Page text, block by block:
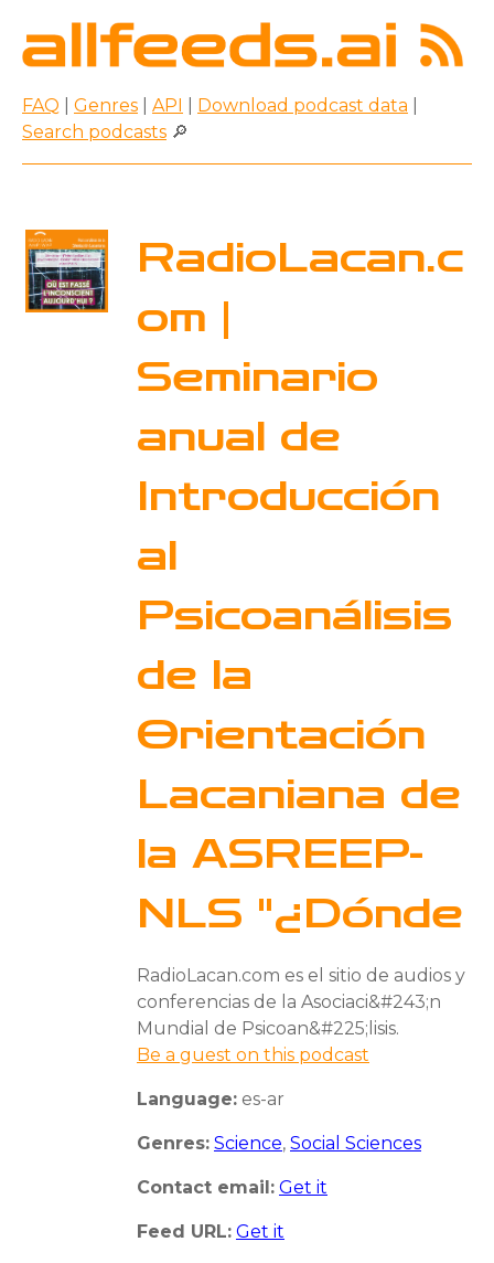
FAQ Genres API Download podcast data
Search podcasts 🔎
RadioLacan.c
om |
Seminario
anual de
Introducción
al
Psicoanálisis
de la
Orientación
Lacaniana de
la ASREEP-
NLS "¿Dónde
RadioLacan.com es el sitio de audios y
conferencias de la Asociaci&#243;n
Mundial de Psicoan&#225;lisis.
Be a guest on this podcast
Language: es-ar
Genres: Science, Social Sciences
Contact email: Get it
Feed URL: Get it